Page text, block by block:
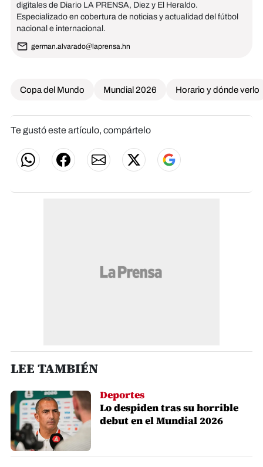
digitales de Diario LA PRENSA, Diez y El Heraldo.
Especializado en cobertura de noticias y actualidad del fútbol
nacional e internacional.
german.alvarado@laprensa.hn
Copa del Mundo Mundial 2026 Horario y dónde verlo
Te gustó este artículo, compártelo
LEE TAMBIÉN
Deportes
Lo despiden tras su horrible
debut en el Mundial 2026